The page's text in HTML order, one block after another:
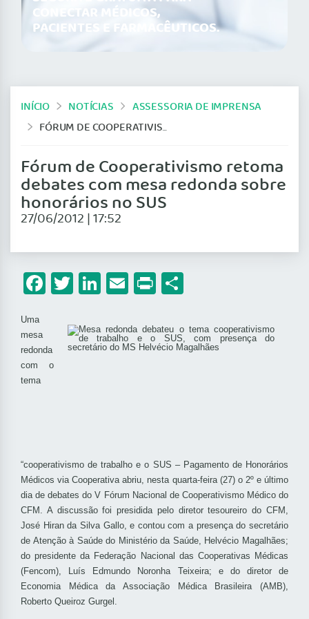
CONECTAR MÉDICOS,
PACIENTES E FARMACÊUTICOS.
INÍCIO NOTÍCIAS
ASSESSORIA DE IMPRENSA
FÓRUM DE COOPERATIVISMO RETOMA DEBATES COM MESA REDONDA SOBRE HONORÁRIOS NO SUS
Fórum de Cooperativismo retoma
debates com mesa redonda sobre
honorários no SUS
27/06/2012 | 17:52
Facebook
Twitter
LinkedIn
Email
Print
Uma
mesa
redonda
com o
tema
“cooperativismo de trabalho e o SUS – Pagamento de Honorários
Médicos via Cooperativa abriu, nesta quarta-feira (27) o 2º e último
dia de debates do V Fórum Nacional de Cooperativismo Médico do
CFM. A discussão foi presidida pelo diretor tesoureiro do CFM,
José Hiran da Silva Gallo, e contou com a presença do secretário
de Atenção à Saúde do Ministério da Saúde, Helvécio Magalhães;
do presidente da Federação Nacional das Cooperativas Médicas
(Fencom), Luís Edmundo Noronha Teixeira; e do diretor de
Economia Médica da Associação Médica Brasileira (AMB),
Roberto Queiroz Gurgel.